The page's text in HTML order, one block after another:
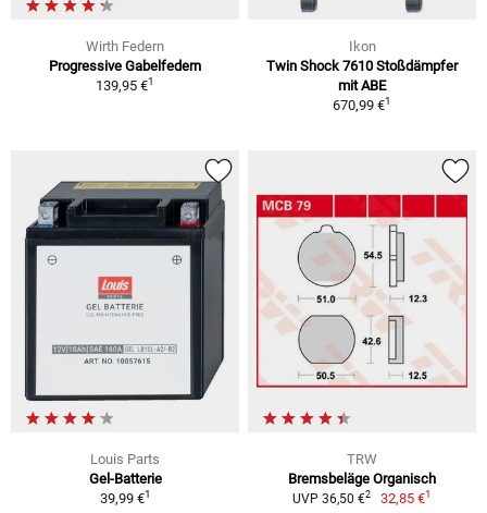
Wirth Federn
Progressive Gabelfedern
139,95 €1
Ikon
Twin Shock 7610 Stoßdämpfer
mit ABE
670,99 €1
Louis Parts
Gel-Batterie
39,99 €1
TRW
Bremsbeläge Organisch
UVP 36,50 €2 32,85 €1